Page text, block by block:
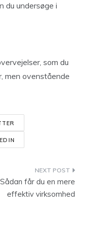
du undersøge i
som du
men ovenstående
Sådan får du en mere
effektiv virksomhed